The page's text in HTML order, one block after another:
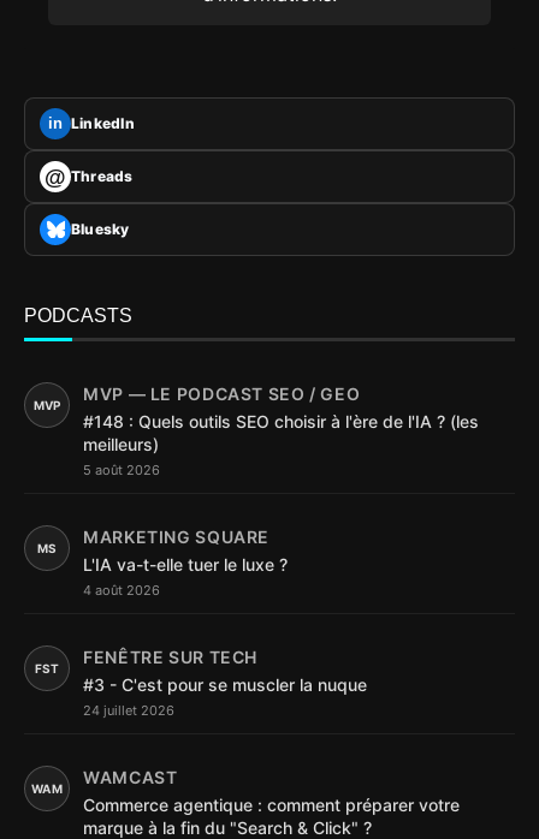
in LinkedIn
@ Threads
Bluesky
PODCASTS
MVP
MVP — LE PODCAST SEO / GEO
#148 : Quels outils SEO choisir à l'ère de l'IA ? (les
meilleurs)
5 août 2026
MS
MARKETING SQUARE
L'IA va-t-elle tuer le luxe ?
4 août 2026
FST
FENÊTRE SUR TECH
#3 - C'est pour se muscler la nuque
24 juillet 2026
WAM
WAMCAST
Commerce agentique : comment préparer votre
marque à la fin du "Search & Click" ?